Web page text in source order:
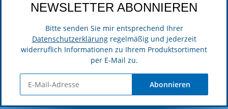
NEWSLETTER ABONNIEREN
Bitte senden Sie mir entsprechend Ihrer
Datenschutzerklärungregelmäßig und jederzeit
widerruflich Informationen zu Ihrem Produktsortiment
per E-Mail zu.
Abonnieren